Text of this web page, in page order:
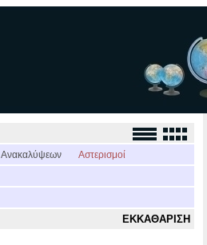
Ανακαλύψεων
Αστερισμοί
ΕΚΚΑΘΑΡΙΣΗ